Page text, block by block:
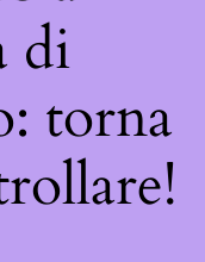
di
torna